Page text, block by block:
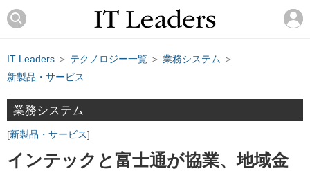
IT Leaders ＞ テクノロジー一覧 ＞ 業務システム ＞
新製品・サービス
業務システム
新製品・サービス
インテックと富士通が協業、地域金